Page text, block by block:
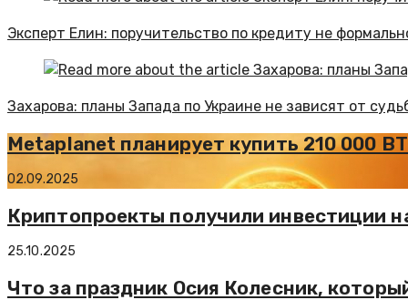
Эксперт Елин: поручительство по кредиту не
Захарова: планы Запада по Украине не зависят от
Metaplanet планирует купить 210 000
02.09.2025
Криптопроекты получили инвестиции
25.10.2025
Что за праздник Осия Колесник,